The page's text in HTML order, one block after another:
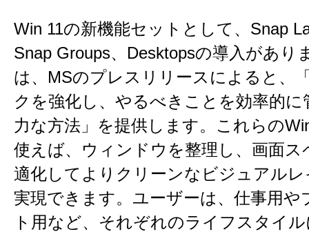
Win 11の新機能セットとして、Snap
Snap Groups、Desktopsの導入があり
は、MSのプレスリリースによると、
クを強化し、やるべきことを効率的に
力な方法」を提供します。これらの
使えば、ウィンドウを整理し、画面ス
適化してよりクリーンなビジュアル
実現できます。ユーザーは、仕事用や
ト用など、それぞれのライフスタイ